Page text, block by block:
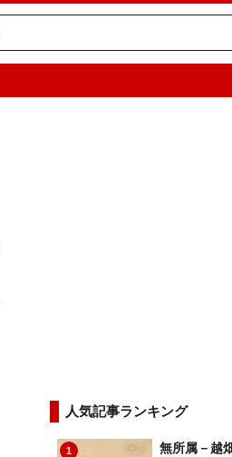
人気記事ランキング
1 無所属－越